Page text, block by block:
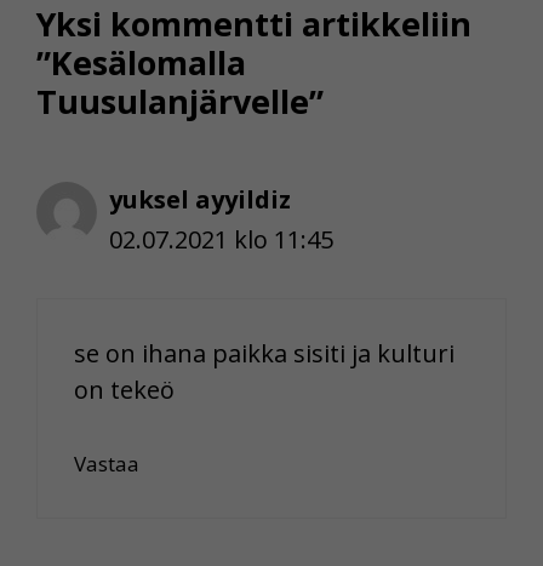
Yksi kommentti artikkeliin
”Kesälomalla
Tuusulanjärvelle”
yuksel ayyildiz
02.07.2021 klo 11:45
se on ihana paikka sisiti ja kulturi
on tekeö
Vastaa